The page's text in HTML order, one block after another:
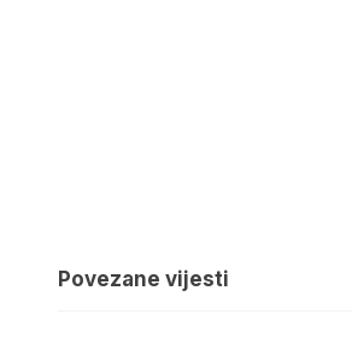
Povezane vijesti